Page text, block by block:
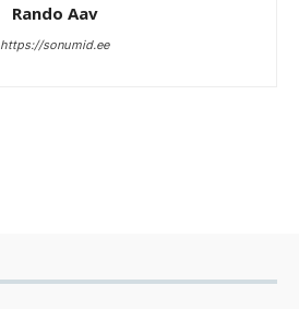
Rando Aav
https://sonumid.ee